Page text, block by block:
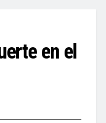
en el